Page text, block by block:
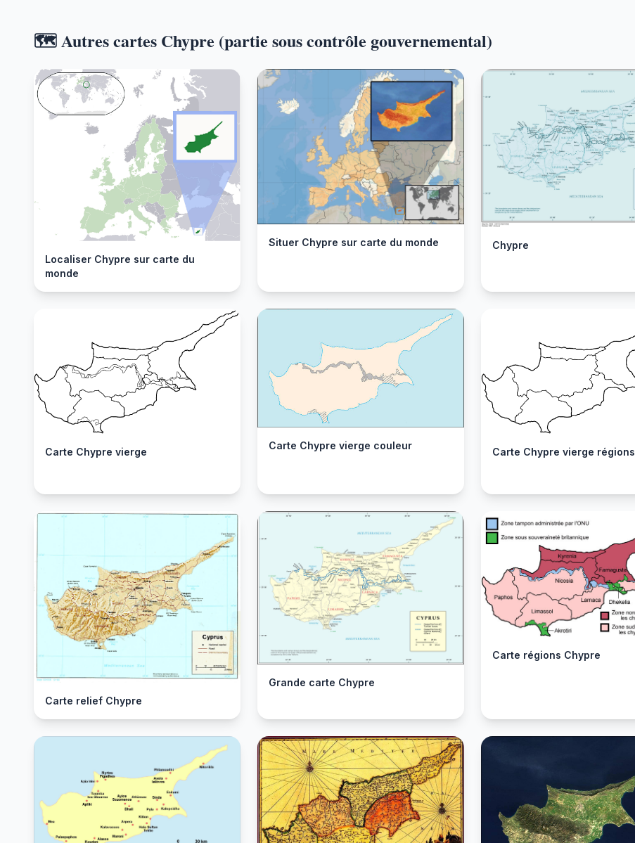
🗺️ Autres cartes Chypre (partie sous contrôle gouvernemental)
Localiser Chypre sur carte du
monde
Situer Chypre sur carte du monde Chypre
Carte Chypre vierge
Carte Chypre vierge couleur
Carte Chypre vierge régions
Carte relief Chypre
Grande carte Chypre
Carte régions Chypre